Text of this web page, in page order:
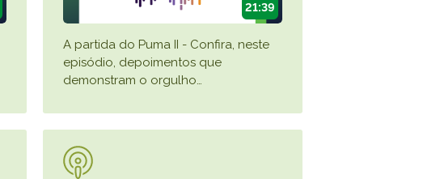
21:39
A partida do Puma II - Confira, neste
episódio, depoimentos que
demonstram o orgulho…